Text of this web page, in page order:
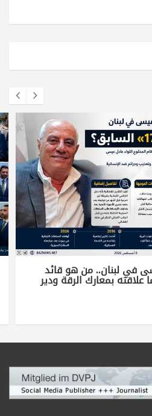
في لبنان.. من هو قائد
وما علاقته بمعارك الرقة ودير